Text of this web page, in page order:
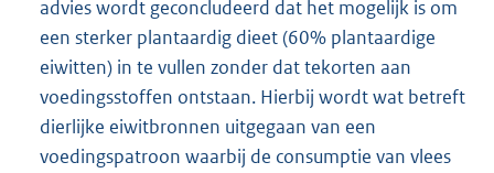
advies wordt geconcludeerd dat het mogelijk is om
een sterker plantaardig dieet (60% plantaardige
eiwitten) in te vullen zonder dat tekorten aan
voedingsstoffen ontstaan. Hierbij wordt wat betreft
dierlijke eiwitbronnen uitgegaan van een
voedingspatroon waarbij de consumptie van vlees